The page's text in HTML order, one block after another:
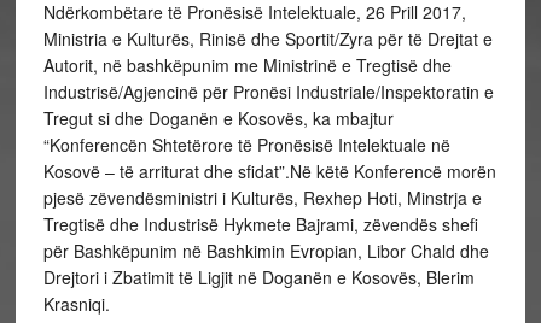
Ndërkombëtare të Pronësisë Intelektuale, 26 Prill 2017,
Ministria e Kulturës, Rinisë dhe Sportit/Zyra për të Drejtat e
Autorit, në bashkëpunim me Ministrinë e Tregtisë dhe
Industrisë/Agjencinë për Pronësi Industriale/Inspektoratin e
Tregut si dhe Doganën e Kosovës, ka mbajtur
“Konferencën Shtetërore të Pronësisë Intelektuale në
Kosovë – të arriturat dhe sfidat”.Në këtë Konferencë morën
pjesë zëvendësministri i Kulturës, Rexhep Hoti, Minstrja e
Tregtisë dhe Industrisë Hykmete Bajrami, zëvendës shefi
për Bashkëpunim në Bashkimin Evropian, Libor Chald dhe
Drejtori i Zbatimit të Ligjit në Doganën e Kosovës, Blerim
Krasniqi.